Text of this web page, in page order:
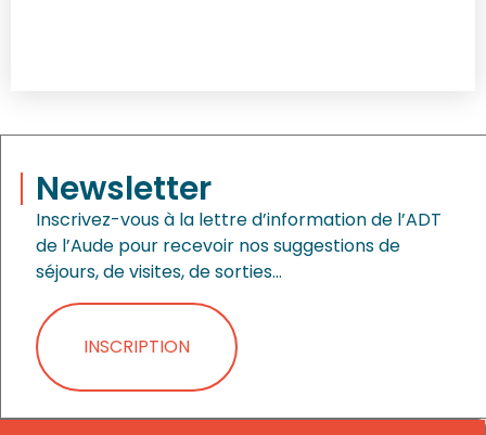
Newsletter
Inscrivez-vous à la lettre d’information de l’ADT
de l’Aude pour recevoir nos suggestions de
séjours, de visites, de sorties…
INSCRIPTION